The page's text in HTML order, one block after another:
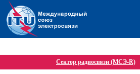
Сектор радиосвязи (МСЭ-R)